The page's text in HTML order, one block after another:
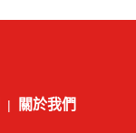
關於我們